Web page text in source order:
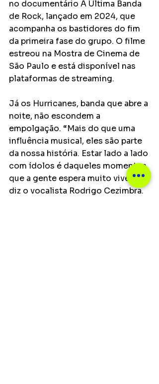
no documentário A Última Banda
de Rock, lançado em 2024, que
acompanha os bastidores do fim
da primeira fase do grupo. O filme
estreou na Mostra de Cinema de
São Paulo e está disponível nas
plataformas de streaming.
Já os Hurricanes, banda que abre a
noite, não escondem a
empolgação. “Mais do que uma
influência musical, eles são parte
da nossa história. Estar lado a lado
com ídolos é daqueles momentos
que a gente espera muito viver”,
diz o vocalista Rodrigo Cezimbra.